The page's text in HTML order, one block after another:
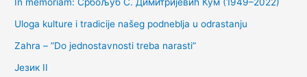
Uloga kulture i tradicije našeg podneblja u odrastanju
Zahra – ”Do jednostavnosti treba narasti”
Језик II